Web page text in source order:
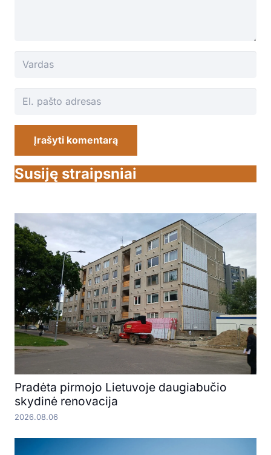
Įrašyti komentarą
Susiję straipsniai
Pradėta pirmojo Lietuvoje daugiabučio
skydinė renovacija
2026.08.06